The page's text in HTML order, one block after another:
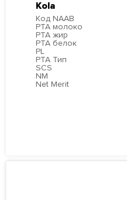
Kola
Код NAAB
PTA молоко
PTA жир
PTA белок
PL
PTA Тип
SCS
NM
Net Merit